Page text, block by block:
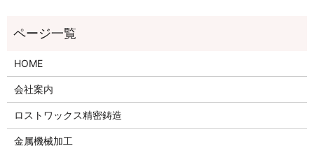
HOME
会社案内
ロストワックス精密鋳造
金属機械加工